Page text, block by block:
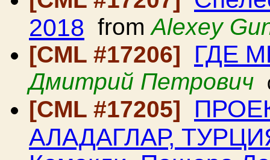
2018 fromAlexey
[CML #17206]
ГДЕ
Дмитрий Петрович
[CML #17205]
АЛАДАГЛАР,